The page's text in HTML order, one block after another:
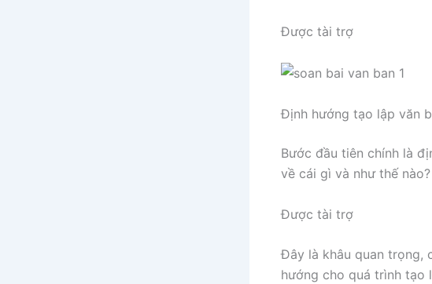
Được tài trợ
Định hướng tạo lập văn
Bước đầu tiên chính là
về cái gì và như thế nào?
Được tài trợ
Đây là khâu quan trọng,
hướng cho quá trình tạo